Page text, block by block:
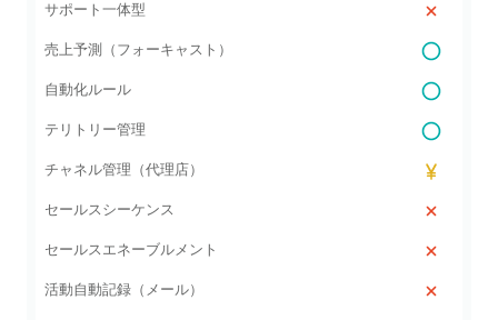
サポート一体型
売上予測（フォーキャスト）
自動化ルール
テリトリー管理
チャネル管理（代理店）
セールスシーケンス
セールスエネーブルメント
活動自動記録（メール）